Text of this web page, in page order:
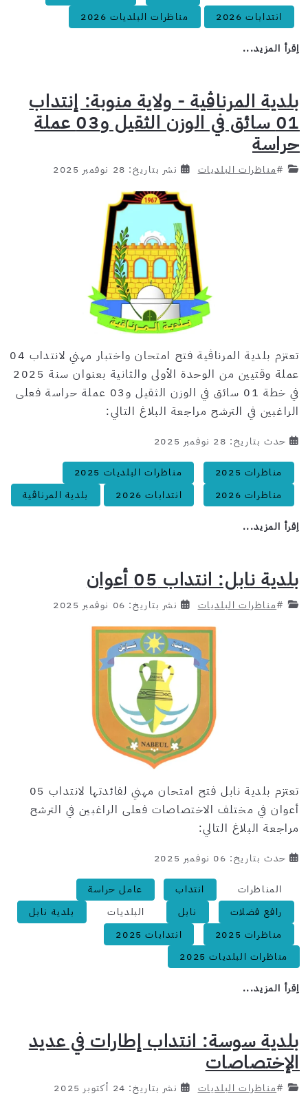
انتدابات 2026
مناظرات البلديات 2026
اِقرأ المزيد...
بلدية المرناڨية - ولاية منوبة: إنتداب
01 سائق في الوزن الثقيل و03 عملة
حراسة
#مناظرات البلديات نشر بتاريخ: 28 نوفمبر 2025
تعتزم بلدية المرناڨية فتح امتحان واختبار مهني لانتداب 04
عملة وقتيين من الوحدة الأولى والثانية بعنوان سنة 2025
في خطة 01 سائق في الوزن الثقيل و03 عملة حراسة فعلى
الراغبين في الترشح مراجعة البلاغ التالي:
حدث بتاريخ: 28 نوفمبر 2025
مناظرات 2025
مناظرات البلديات 2025
مناظرات 2026
انتدابات 2026 بلدية المرناڨية
اِقرأ المزيد...
بلدية نابل: انتداب 05 أعوان
#مناظرات البلديات نشر بتاريخ: 06 نوفمبر 2025
تعتزم بلدية نابل فتح امتحان مهني لفائدتها لانتداب 05
أعوان في مختلف الاختصاصات فعلى الراغبين في الترشح
مراجعة البلاغ التالي:
حدث بتاريخ: 06 نوفمبر 2025
المناظرات انتداب
عامل حراسة
رافع فضلات
نابل البلديات
بلدية نابل
مناظرات 2025
انتدابات 2025
مناظرات البلديات 2025
اِقرأ المزيد...
بلدية سوسة: انتداب إطارات في عديد
الإختصاصات
#مناظرات البلديات نشر بتاريخ: 24 أكتوبر 2025